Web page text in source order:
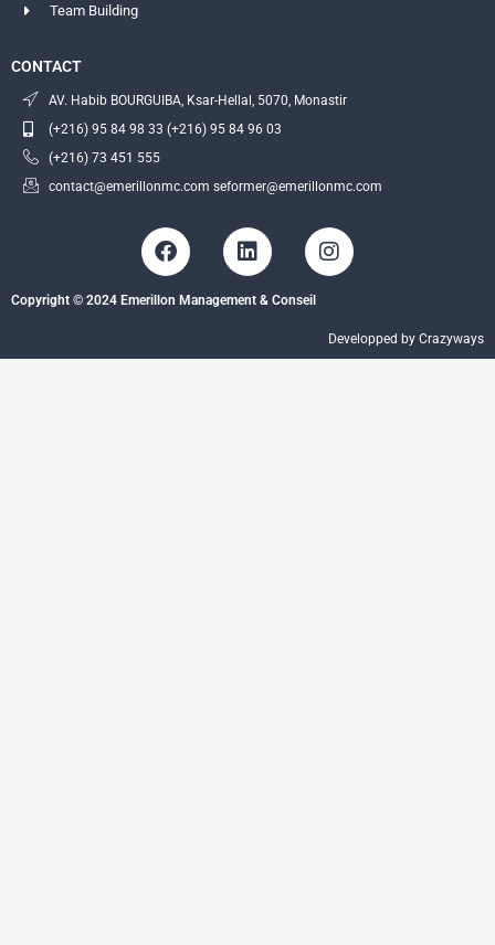
Team Building
CONTACT
AV. Habib BOURGUIBA, Ksar-Hellal, 5070, Monastir
(+216) 95 84 98 33 (+216) 95 84 96 03
(+216) 73 451 555
contact@emerillonmc.com seformer@emerillonmc.com
F
a
e
o
L
i
k
d
I
n
a
g
Copyright © 2024 Emerillon Management & Conseil
Developped by Crazyways